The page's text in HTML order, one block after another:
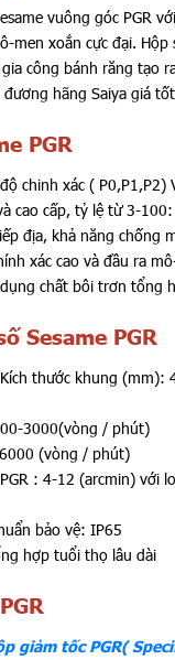
vuông góc PGR
men xoắn cực đại.
công bánh răng tạo
hãng Saiya giá
PGR
độ chinh xác (
cao cấp, tỷ lệ từ 3-
địa, khả năng chống
xác cao và đầu ra
chất bôi trơn
Sesame PGR
Kích thước khung
3000(vòng / phút)
(vòng / phút)
: 4-12 (arcmin) với
bảo vệ: IP65
hợp tuổi thọ lâu dài
giảm tốc PGR(